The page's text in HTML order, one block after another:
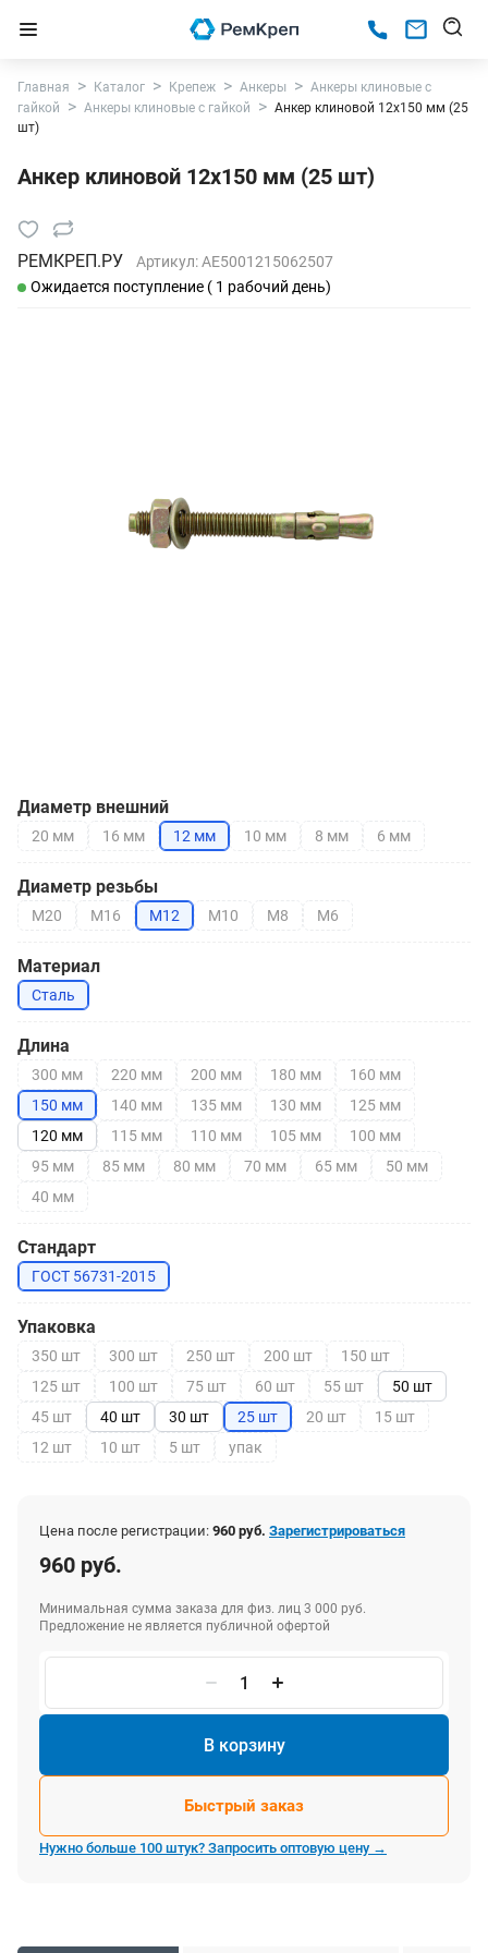
Главная Каталог Крепеж Анкеры
Анкеры клиновые с
гайкой
Анкеры клиновые с гайкой
Анкер клиновой 12x150 мм (25
шт)
Анкер клиновой 12x150 мм (25 шт)
РЕМКРЕП.РУ Артикул:AE5001215062507
Ожидается поступление ( 1 рабочий день)
Диаметр внешний
20 мм 16 мм 12 мм 10 мм 8 мм 6 мм
Диаметр резьбы
М20 М16 М12 М10 М8 М6
Материал
Сталь
Длина
300 мм 220 мм 200 мм 180 мм
160 мм
150 мм
140 мм 135 мм 130 мм
125 мм
120 мм
115 мм 110 мм 105 мм
100 мм
95 мм
85 мм 80 мм 70 мм 65 мм
50 мм
40 мм
Стандарт
ГОСТ 56731-2015
Упаковка
350 шт 300 шт 250 шт 200 шт
150 шт
125 шт
100 шт 75 шт 60 шт 55 шт
50 шт
45 шт
40 шт 30 шт 25 шт 20 шт
15 шт
12 шт
10 шт 5 шт упак
Цена после регистрации: 960 руб. Зарегистрироваться
960 руб.
Минимальная сумма заказа для физ. лиц 3 000 руб.
Предложение не является публичной офертой
В корзину
Быстрый заказ
Нужно больше 100 штук? Запросить оптовую цену →